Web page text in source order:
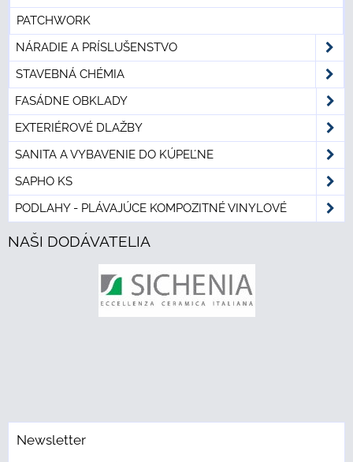
PATCHWORK
NÁRADIE A PRÍSLUŠENSTVO
STAVEBNÁ CHÉMIA
FASÁDNE OBKLADY
EXTERIÉROVÉ DLAŽBY
SANITA A VYBAVENIE DO KÚPEĽNE
SAPHO KS
PODLAHY - PLÁVAJÚCE KOMPOZITNÉ VINYLOVÉ
NAŠI DODÁVATELIA
Newsletter